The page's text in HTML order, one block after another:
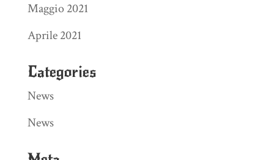
Maggio 2021
Aprile 2021
Categories
News
News